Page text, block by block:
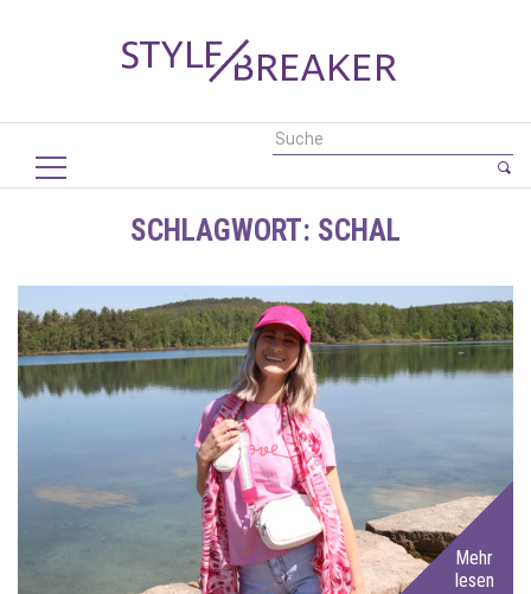
SCHLAGWORT: SCHAL
Mehr
lesen